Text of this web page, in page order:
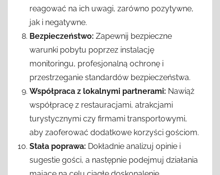
reagować na ich uwagi, zarówno pozytywne,
jak i negatywne.
Bezpieczeństwo: Zapewnij bezpieczne
warunki pobytu poprzez instalację
monitoringu, profesjonalną ochronę i
przestrzeganie standardów bezpieczeństwa.
Współpraca z lokalnymi partnerami: Nawiąż
współpracę z restauracjami, atrakcjami
turystycznymi czy firmami transportowymi,
aby zaoferować dodatkowe korzyści gościom.
Stała poprawa: Dokładnie analizuj opinie i
sugestie gości, a następnie podejmuj działania